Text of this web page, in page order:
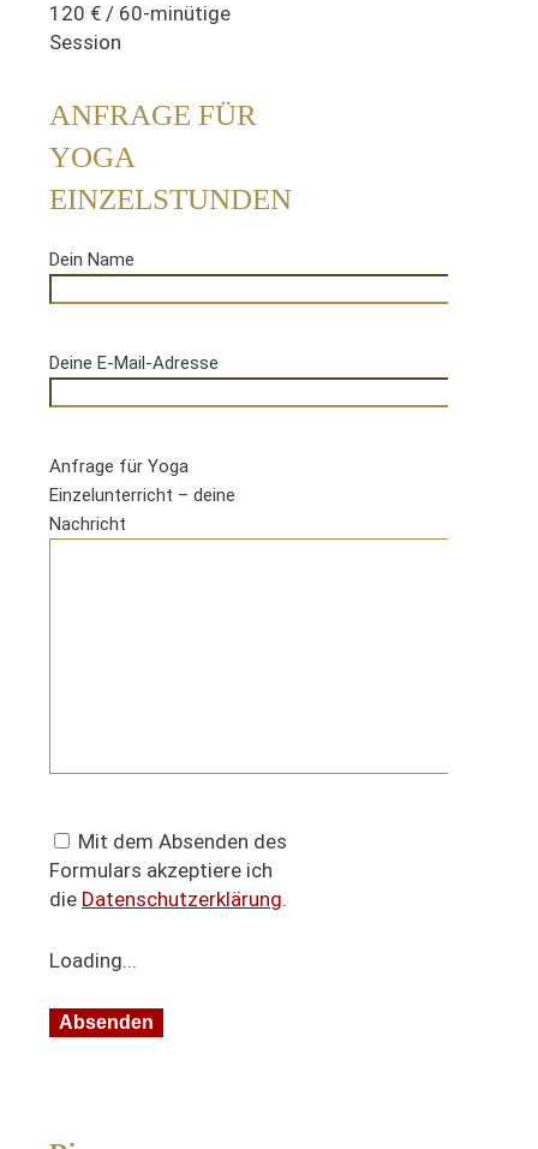
120 € / 60-minütige
Session
ANFRAGE FÜR
YOGA
EINZELSTUNDEN
Dein Name
Deine E-Mail-Adresse
Anfrage für Yoga
Einzelunterricht – deine
Nachricht
Mit dem Absenden des
Formulars akzeptiere ich
die Datenschutzerklärung.
Loading...